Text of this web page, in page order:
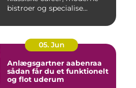
bistroer og specialise...
05. Jun
Anlægsgartner aabenraa
sådan får du et funktionelt
og flot uderum